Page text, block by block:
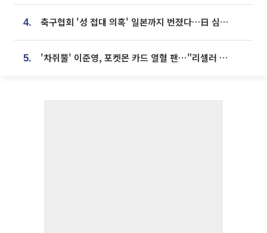
4. 축구협회 '성 접대 의혹' 일본까지 번졌다…日 심판 실명 공개
5. '차쥐뿔' 이준영, 포켓몬 카드 열혈 팬⋯"리셀러 처단할 것"